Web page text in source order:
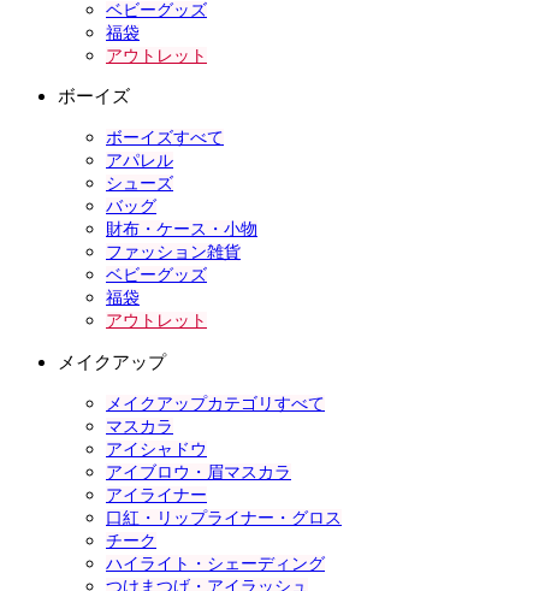
ベビーグッズ
福袋
アウトレット
ボーイズ
ボーイズすべて
アパレル
シューズ
バッグ
財布・ケース・小物
ファッション雑貨
ベビーグッズ
福袋
アウトレット
メイクアップ
メイクアップカテゴリすべて
マスカラ
アイシャドウ
アイブロウ・眉マスカラ
アイライナー
口紅・リップライナー・グロス
チーク
ハイライト・シェーディング
つけまつげ・アイラッシュ